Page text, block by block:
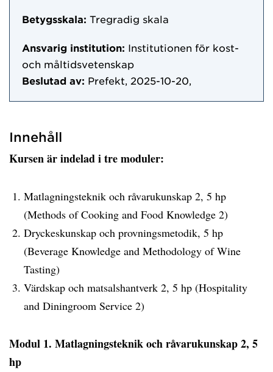
Betygsskala: Tregradig skala
Ansvarig institution: Institutionen för kost-
och måltidsvetenskap
Beslutad av: Prefekt, 2025-10-20,
Innehåll
Kursen är indelad i tre moduler:
Matlagningsteknik och råvarukunskap 2, 5 hp
(Methods of Cooking and Food Knowledge 2)
Dryckeskunskap och provningsmetodik, 5 hp
(Beverage Knowledge and Methodology of Wine
Tasting)
Värdskap och matsalshantverk 2, 5 hp (Hospitality
and Diningroom Service 2)
Modul 1. Matlagningsteknik och råvarukunskap 2, 5
hp